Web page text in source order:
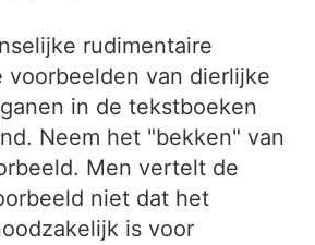
rudimentaire
voorbeelden van dierlijke
in de tekstboeken
Neem het "bekken" van
Men vertelt de
niet dat het
is voor